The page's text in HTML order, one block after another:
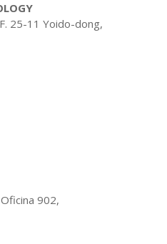
25-11 Yoido-dong,
902,